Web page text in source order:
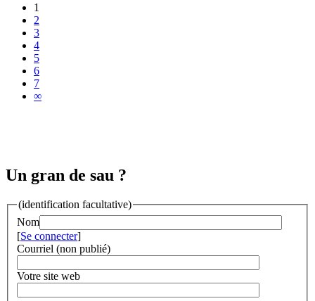
1
2
3
4
5
6
7
∞
Un gran de sau ?
(identification facultative)
Nom
[Se connecter]
Courriel (non publié)
Votre site web